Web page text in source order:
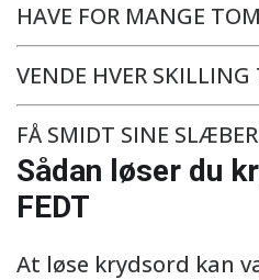
HAVE FOR MANGE
VENDE HVER
FÅ SMIDT SINE
Sådan løser du
FEDT
At løse krydsord kan